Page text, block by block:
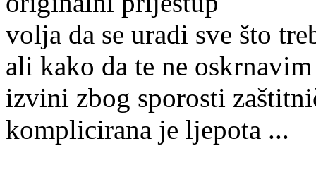
volja da se uradi sve što
ali kako da te ne oskrnavim
izvini zbog sporosti
komplicirana je ljepota ...